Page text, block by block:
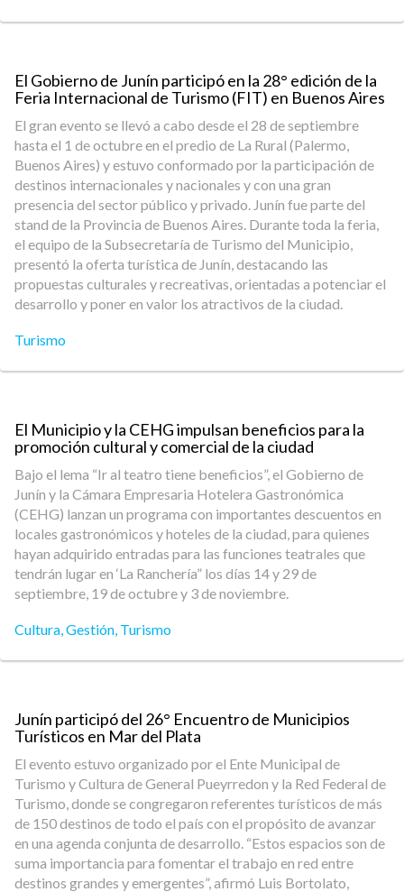
El Gobierno de Junín participó en la 28° edición de la
Feria Internacional de Turismo (FIT) en Buenos Aires
El gran evento se llevó a cabo desde el 28 de septiembre
hasta el 1 de octubre en el predio de La Rural (Palermo,
Buenos Aires) y estuvo conformado por la participación de
destinos internacionales y nacionales y con una gran
presencia del sector público y privado. Junín fue parte del
stand de la Provincia de Buenos Aires. Durante toda la feria,
el equipo de la Subsecretaría de Turismo del Municipio,
presentó la oferta turística de Junín, destacando las
propuestas culturales y recreativas, orientadas a potenciar el
desarrollo y poner en valor los atractivos de la ciudad.
Turismo
El Municipio y la CEHG impulsan beneficios para la
promoción cultural y comercial de la ciudad
Bajo el lema “Ir al teatro tiene beneficios”, el Gobierno de
Junín y la Cámara Empresaria Hotelera Gastronómica
(CEHG) lanzan un programa con importantes descuentos en
locales gastronómicos y hoteles de la ciudad, para quienes
hayan adquirido entradas para las funciones teatrales que
tendrán lugar en ‘La Ranchería” los días 14 y 29 de
septiembre, 19 de octubre y 3 de noviembre.
Cultura,Gestión, Turismo
Junín participó del 26° Encuentro de Municipios
Turísticos en Mar del Plata
El evento estuvo organizado por el Ente Municipal de
Turismo y Cultura de General Pueyrredon y la Red Federal de
Turismo, donde se congregaron referentes turísticos de más
de 150 destinos de todo el país con el propósito de avanzar
en una agenda conjunta de desarrollo. “Estos espacios son de
suma importancia para fomentar el trabajo en red entre
destinos grandes y emergentes”, afirmó Luis Bortolato,